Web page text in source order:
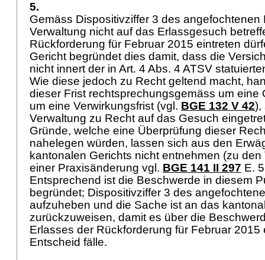
5.
Gemäss Dispositivziffer 3 des
Verwaltung nicht auf das Erlassgesuch
Rückforderung für Februar 2015 eintreten
Gericht begründet dies damit, dass die
nicht innert der in Art. 4 Abs. 4 ATSV
Wie diese jedoch zu Recht geltend macht,
dieser Frist rechtsprechungsgemäss um eine
um eine Verwirkungsfrist (vgl. BGE 132 V 42),
Verwaltung zu Recht auf das Gesuch
Gründe, welche eine Überprüfung dieser
nahelegen würden, lassen sich aus den
kantonalen Gerichts nicht entnehmen (zu
einer Praxisänderung vgl. BGE 141 II 297 E.
Entsprechend ist die Beschwerde in diesem
begründet; Dispositivziffer 3 des
aufzuheben und die Sache ist an das
zurückzuweisen, damit es über die
Erlasses der Rückforderung für Februar 2015
Entscheid fälle.